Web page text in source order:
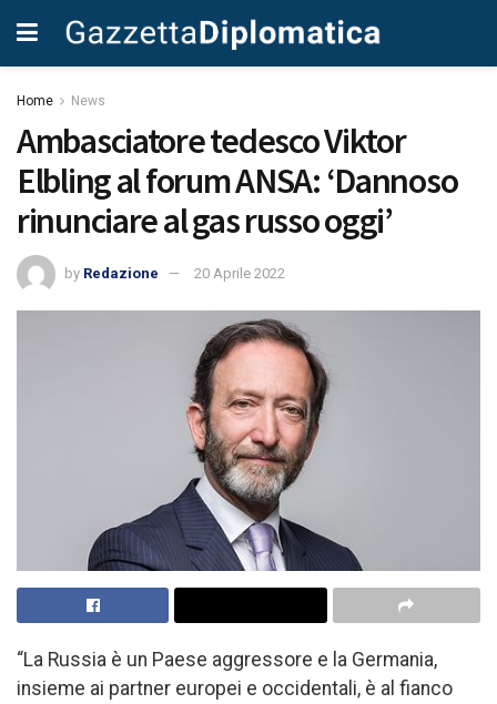
Home News
Ambasciatore tedesco Viktor
Elbling al forum ANSA: ‘Dannoso
rinunciare al gas russo oggi’
by Redazione 20 Aprile 2022
“La Russia è un Paese aggressore e la Germania,
insieme ai partner europei e occidentali, è al fianco